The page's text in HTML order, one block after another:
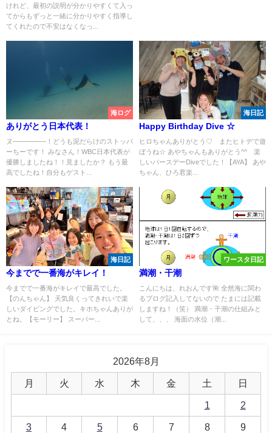
けれど、最初の説明が分かりやすくて入っ
てからもずっと一緒に分かりやすく指導し
てくれたので不安はなくなっ...
海ログ
ありがとう日本代表！
ヌ―――――！どうも泥だらけのストッパ
ーちーです！ みなさん！WBC日本代表が
優勝しましたね！！見ましたか？ もう最
高でしたね！自分もゲスト...
海日記
Happy Birthday Dive ☆
ヒロちゃんありがとう♡ またヒトデで遊
ぼうね☆ あやちゃんもありがとう^^ 楽
しいバースデーDiveでした！【AYA】 あや
ちゃん、ひろ君楽...
海日記
今までで一番海がキレイ！
今までで一番海がキレイで最高でした。
【のんちゃん】 天気良くってきれいで楽
しいダイビングでした。キホちゃんありが
とね。【モーリー】 スーパー...
ワースタ日記
満潮・干潮
こんにちは、れおんです🌺 全然海に関わ
るブログ記入してないので たまには記載
しますね！（笑） 満潮・干潮の仕組みと
して、、、 海面の水位（潮...
2026年8月
月 火 水 木 金 土 日
1 2
3 4 5 6 7 8 9